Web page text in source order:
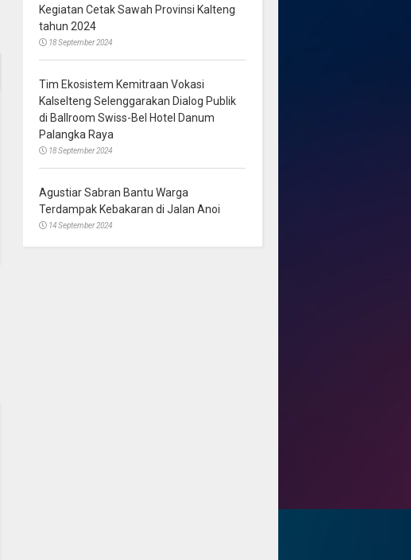
Kegiatan Cetak Sawah Provinsi Kalteng
tahun 2024
18 September 2024
Tim Ekosistem Kemitraan Vokasi
Kalselteng Selenggarakan Dialog Publik
di Ballroom Swiss-Bel Hotel Danum
Palangka Raya
18 September 2024
Agustiar Sabran Bantu Warga
Terdampak Kebakaran di Jalan Anoi
14 September 2024